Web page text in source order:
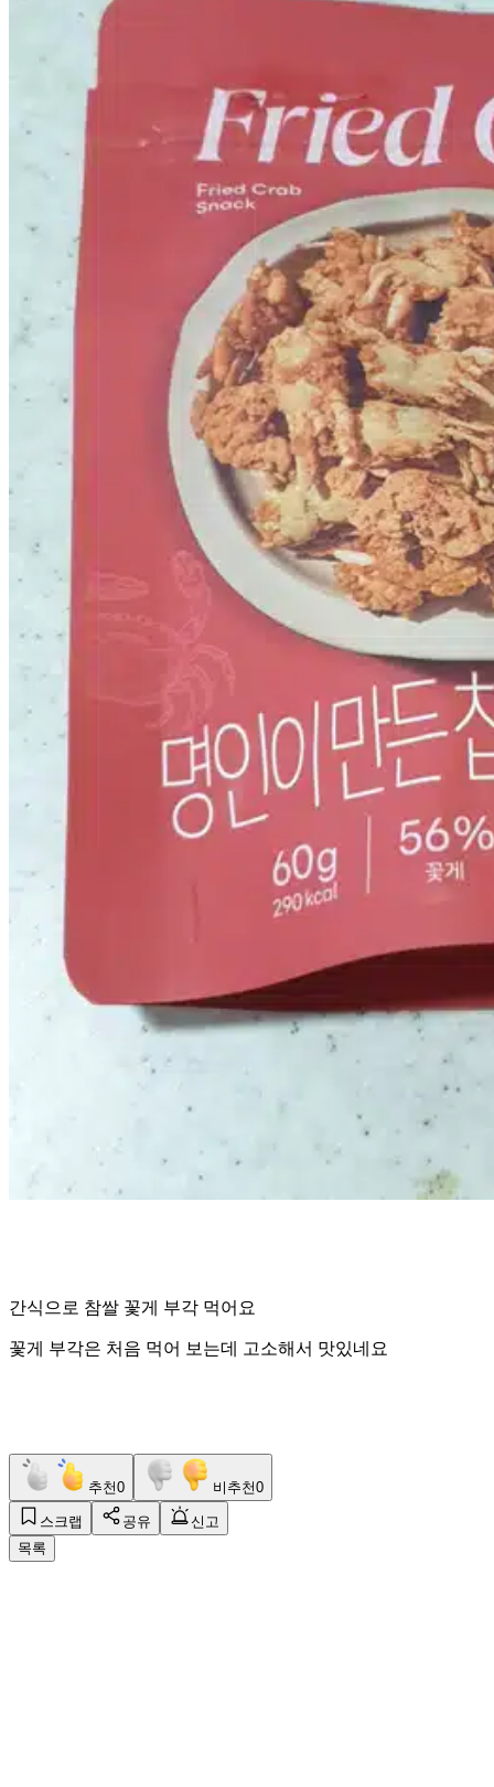
간식으로 참쌀 꽃게 부각 먹어요
꽃게 부각은 처음 먹어 보는데 고소해서 맛있네요
추천0 비추천0
스크랩 공유
신고
목록